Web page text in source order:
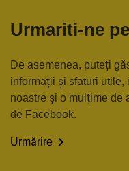
Urmariti-ne
De asemenea, puteți
informații și sfaturi
noastre și o mulțime de
de Facebook.
Urmărire 